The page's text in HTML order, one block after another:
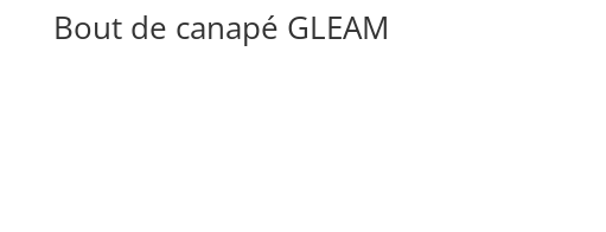
Bout de canapé GLEAM